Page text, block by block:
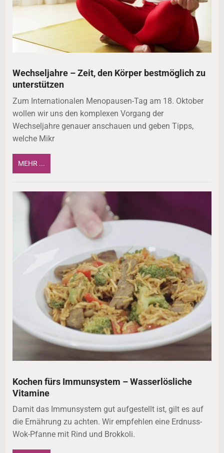
Wechseljahre – Zeit, den Körper bestmöglich zu
unterstützen
Zum Internationalen Menopausen-Tag am 18. Oktober
wollen wir uns den komplexen Vorgang der
Wechseljahre genauer anschauen und geben Tipps,
welche Mikr
MEHR ...
Kochen fürs Immunsystem – Wasserlösliche
Vitamine
Damit das Immunsystem gut aufgestellt ist, gilt es auf
die Ernährung zu achten. Wir empfehlen eine Erdnuss-
Wok-Pfanne mit Rind und Brokkoli.